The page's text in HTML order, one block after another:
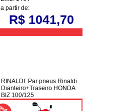
a partir de:
R$ 1041,70
RINALDI Par pneus Rinaldi
Dianteiro+Traseiro HONDA
BIZ 100/125